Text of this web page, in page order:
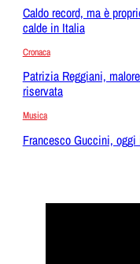
Caldo record, ma è
calde in Italia
Cronaca
Patrizia Reggiani,
riservata
Musica
Francesco Guccini,